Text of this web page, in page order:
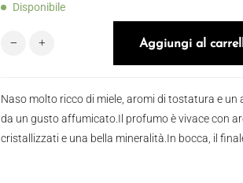
Disponibile
Champagne Fleury Vintage EXTRA BRUT
Aggiungi al
Naso molto ricco di miele, aromi di tostatura e
da un gusto affumicato.Il profumo è vivace con
cristallizzati e una bella mineralità.In bocca, il